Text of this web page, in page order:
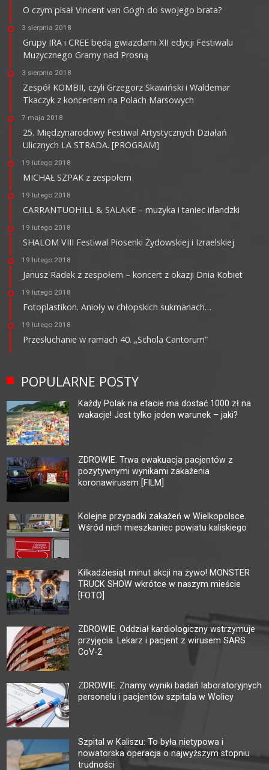
O czym pisał Vincent van Gogh do swojego brata?
3 sierpnia 2018
Grupy IRA i CREE będą gwiazdami XII edycji Festiwalu
Muzycznego Gramy nad Prosną
3 sierpnia 2018
Zespół KOMBII, czyli Grzegorz Skawiński i Waldemar
Tkaczyk z koncertem na Polach Marsowych
7 maja 2018
25. Międzynarodowy Festiwal Artystycznych Działań
Ulicznych LA STRADA. [PROGRAM]
19 lutego 2018
MICHAŁ SZPAK z zespołem
19 lutego 2018
CARRANTUOHILL & SALAKE – muzyka i taniec irlandzki
19 lutego 2018
SHALOM VIII Festiwal Piosenki Żydowskiej i Izraelskiej
19 lutego 2018
Janusz Radek z zespołem – koncert z okazji Dnia Kobiet
19 lutego 2018
Fotoplastikon. Anioły w chłopskich sukmanach…
19 lutego 2018
Przesłuchanie w ramach 40. „Schola Cantorum”
POPULARNE POSTY
Każdy Polak na etacie ma dostać 1000 zł na
wakacje! Jest tylko jeden warunek – jaki?
ZDROWIE. Trwa ewakuacja pacjentów z
pozytywnymi wynikami zakażenia
koronawirusem [FILM]
Kolejne przypadki zakażeń w Wielkopolsce.
Wśród nich mieszkaniec powiatu kaliskiego
Kilkadziesiąt minut akcji na żywo! MONSTER
TRUCK SHOW wkrótce w naszym mieście
[FOTO]
ZDROWIE. Oddział kardiologiczny wstrzymuje
przyjęcia. Lekarz i pacjent z wirusem SARS
CoV-2
ZDROWIE. Znamy wyniki badań laboratoryjnych
personelu i pacjentów szpitala w Wolicy
Szpital w Kaliszu: To była nietypowa i
nowatorska operacja o najwyższym stopniu
trudności